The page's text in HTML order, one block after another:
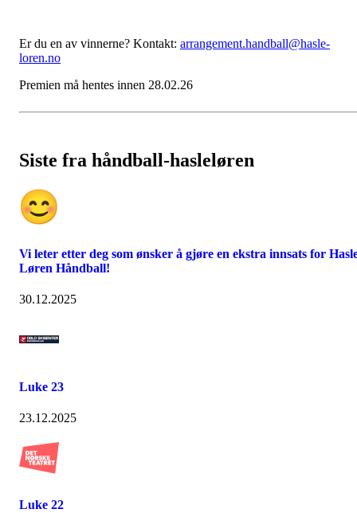
Er du en av vinnerne? Kontakt: arrangement.handball@hasle-
loren.no
Premien må hentes innen 28.02.26
Siste fra håndball-hasleløren
Vi leter etter deg som ønsker å gjøre en ekstra innsats for
Løren Håndball!
30.12.2025
Luke 23
23.12.2025
Luke 22